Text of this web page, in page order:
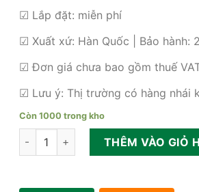
☑ Lắp đặt: miễn phí
☑ Xuất xứ: Hàn Quốc | Bảo hành:
☑ Đơn giá chưa bao gồm thuế
☑ Lưu ý: Thị trường có hàng nhái
Còn 1000 trong kho
Rèm sáo gỗ ngoài trời chống mưa
THÊM VÀO GIỎ